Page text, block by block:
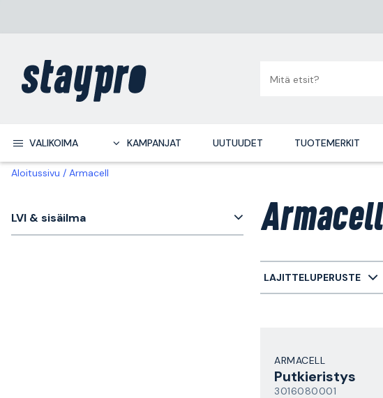
VALIKOIMA KAMPANJAT UUTUUDET TUOTEMERKIT
Aloitussivu Armacell
LVI & sisäilma Armacell
LAJITTELUPERUSTE
ARMACELL
Putkieristys
3016080001